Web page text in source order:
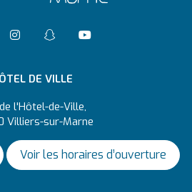
à la page Facebook
Suivre l'actualité de
Suivre l'actualité
Accéder à la
DE VILLE
l'Hôtel-de-Ville,
Villiers-sur-Marne
Voir les horaires d’ouverture